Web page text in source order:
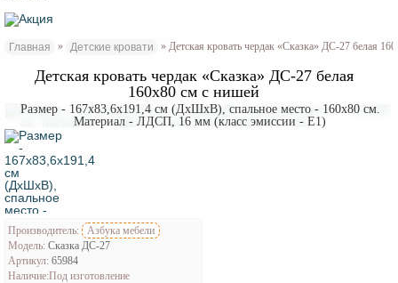
Главная » Детские кровати » Детская кровать чердак «Сказка» ДС-27 белая
Детская кровать чердак «Сказка» ДС-27 белая
160х80 см с нишей
Размер - 167x83,6x191,4 см (ДxШxВ), спальное место - 160x80 см.
Материал - ЛДСП, 16 мм (класс эмиссии - Е1)
Производитель:
Азбука мебели
Модель: Сказка ДС-27
Артикул: 65984
Наличие:Под изготовление